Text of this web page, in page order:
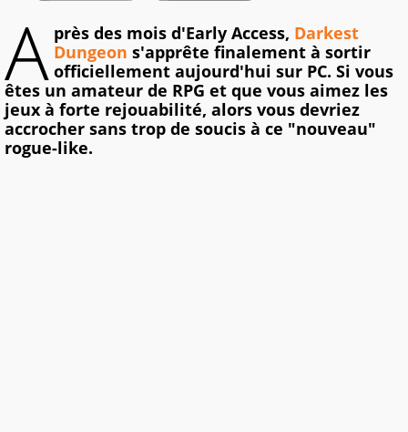
A près des mois d'Early Access, Darkest
Dungeon s'apprête finalement à sortir
officiellement aujourd'hui sur PC. Si vous
êtes un amateur de RPG et que vous aimez les
jeux à forte rejouabilité, alors vous devriez
accrocher sans trop de soucis à ce "nouveau"
rogue-like.